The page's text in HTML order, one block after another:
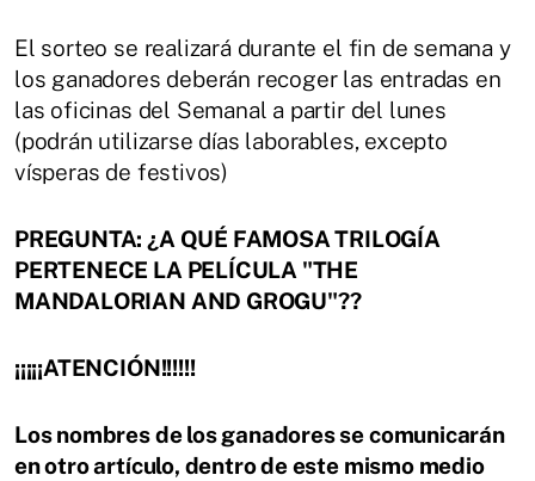
El sorteo se realizará durante el fin de semana y
los ganadores deberán recoger las entradas en
las oficinas del Semanal a partir del lunes
(podrán utilizarse días laborables, excepto
vísperas de festivos)
PREGUNTA: ¿A QUÉ FAMOSA TRILOGÍA
PERTENECE LA PELÍCULA "THE
MANDALORIAN AND GROGU"??
¡¡¡¡¡ATENCIÓN!!!!!!
Los nombres de los ganadores se comunicarán
en otro artículo, dentro de este mismo medio